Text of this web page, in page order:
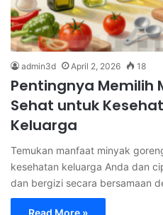
admin3d April 2, 2026 18
Pentingnya Memilih
Sehat untuk
Keluarga
Temukan manfaat minyak
kesehatan keluarga Anda dan
dan bergizi secara bersamaan
Read More »